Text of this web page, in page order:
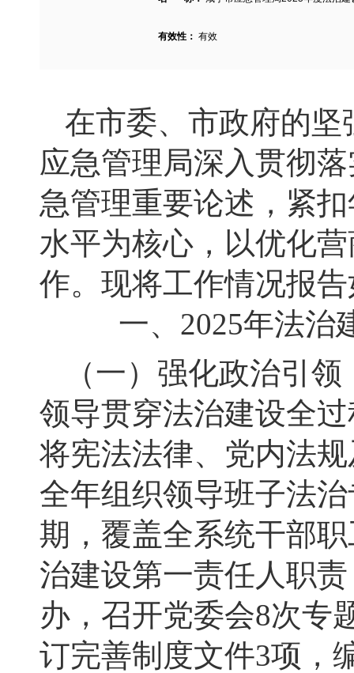
有效性： 有效
在市委、市政府的
应急管理局深入贯彻
急管理重要论述，紧
水平为核心，以优化
作。现将工作情况报
一、2025年法治
（一）强化政治引
领导贯穿法治建设全
将宪法法律、党内法
全年组织领导班子法
期，覆盖全系统干部
治建设第一责任人职
办，召开党委会8次专
订完善制度文件3项，